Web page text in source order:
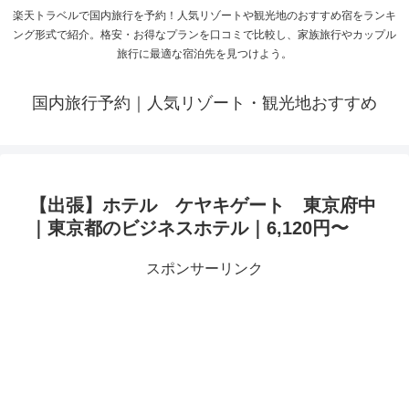
楽天トラベルで国内旅行を予約！人気リゾートや観光地のおすすめ宿をランキ
ング形式で紹介。格安・お得なプランを口コミで比較し、家族旅行やカップル
旅行に最適な宿泊先を見つけよう。
国内旅行予約｜人気リゾート・観光地おすすめ
【出張】ホテル ケヤキゲート 東京府中
｜東京都のビジネスホテル｜6,120円〜
スポンサーリンク